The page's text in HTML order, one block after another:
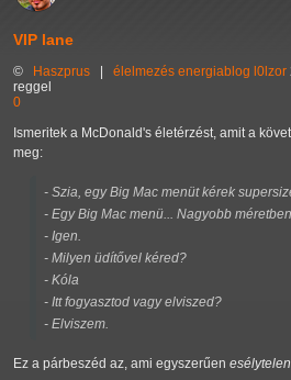
VIP lane
© Haszprus | élelmezés energiablog l0lzor
reggel
0
Ismeritek a McDonald's életérzést, amit a
meg:
- Szia, egy Big Mac menüt kérek
- Egy Big Mac menü... Nagyobb
- Igen.
- Milyen üdítővel kéred?
- Kóla
- Itt fogyasztod vagy elviszed?
- Elviszem.
Ez a párbeszéd az, ami egyszerűen esélytelen,